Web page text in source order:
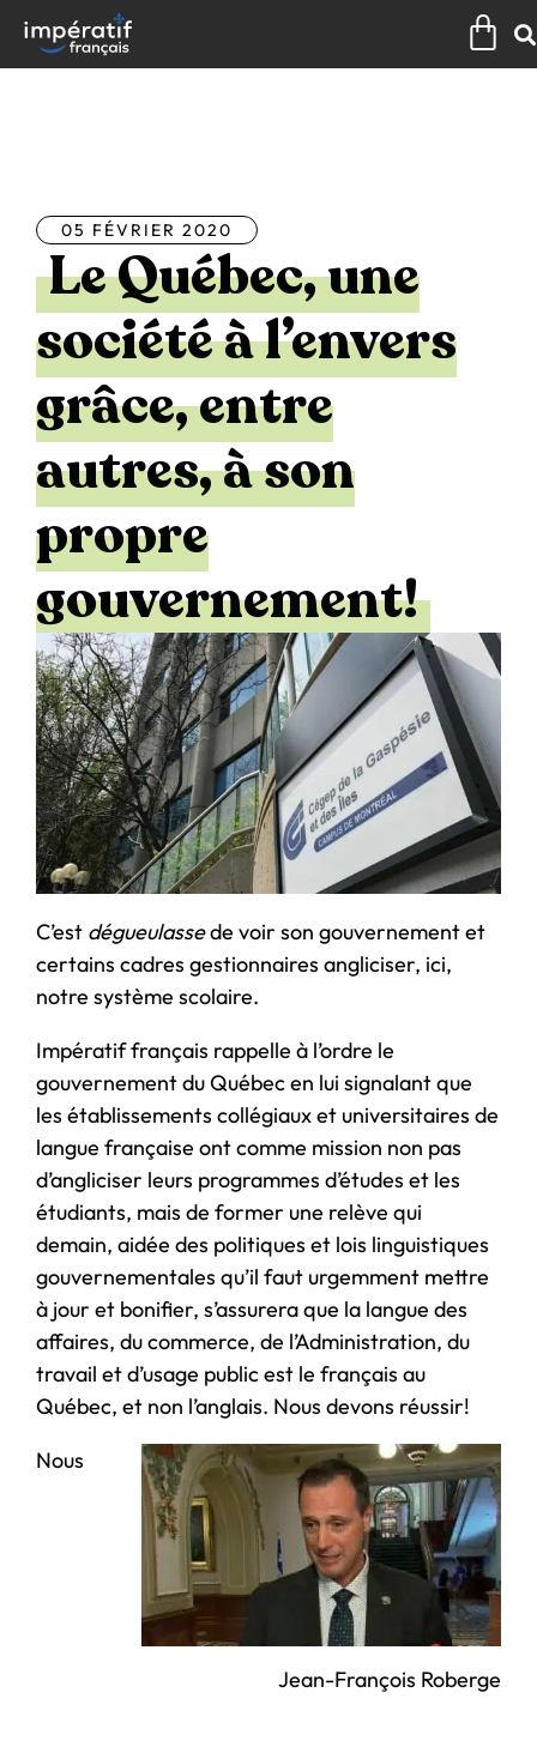
contenu
05 FÉVRIER 2020
Le Québec, une
société à l’envers
grâce, entre
autres, à son
propre
gouvernement!
C’est dégueulassede voir son gouvernement et
certains cadres gestionnaires angliciser, ici,
notre système scolaire.
Impératif français rappelle à l’ordre le
gouvernement du Québec en lui signalant que
les établissements collégiaux et universitaires de
langue française ont comme mission non pas
d’angliciser leurs programmes d’études et les
étudiants, mais de former une relève qui
demain, aidée des politiques et lois linguistiques
gouvernementales qu’il faut urgemment mettre
à jour et bonifier, s’assurera que la langue des
affaires, du commerce, de l’Administration, du
travail et d’usage public est le français au
Québec, et non l’anglais. Nous devons réussir!
Jean-François Roberge
Nous